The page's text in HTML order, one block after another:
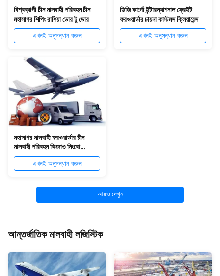
বিশ্বব্যাপী চীন মালবাহী পরিবহন চীন
মহাসাগর শিপিং রাশিয়া ডোর টু ডোর
এখনই অনুসন্ধান করুন
ডিজি কার্গো ইন্টারন্যাশনাল ফ্রেইট
ফরওয়ার্ডার চায়না কাস্টমস ক্লিয়ারেন্স
এখনই অনুসন্ধান করুন
মহাসাগর মালবাহী ফরওয়ার্ডার চীন
মালবাহী পরিবহন কিংদাও নিংবো
বিশ্বব্যাপী
এখনই অনুসন্ধান করুন
আরও দেখুন
আন্তর্জাতিক মালবাহী লজিস্টিক